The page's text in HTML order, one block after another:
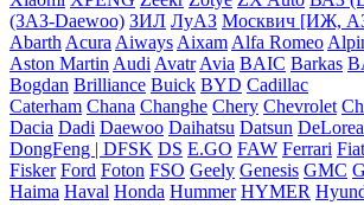
(ЗАЗ-Daewoo) ЗИЛ ЛуАЗ Москвич [ИЖ,
Abarth Acura Aiways Aixam Alfa Romeo
Aston Martin Audi Avatr Avia BAIC Barkas
Bogdan Brilliance Buick BYD Cadillac
Caterham Chana Changhe Chery Chevrolet
Dacia Dadi Daewoo Daihatsu Datsun
DongFeng | DFSK DS E.GO FAW Ferrari Fiat
Fisker Ford Foton FSO Geely Genesis GMC
Haima Haval Honda Hummer HYMER